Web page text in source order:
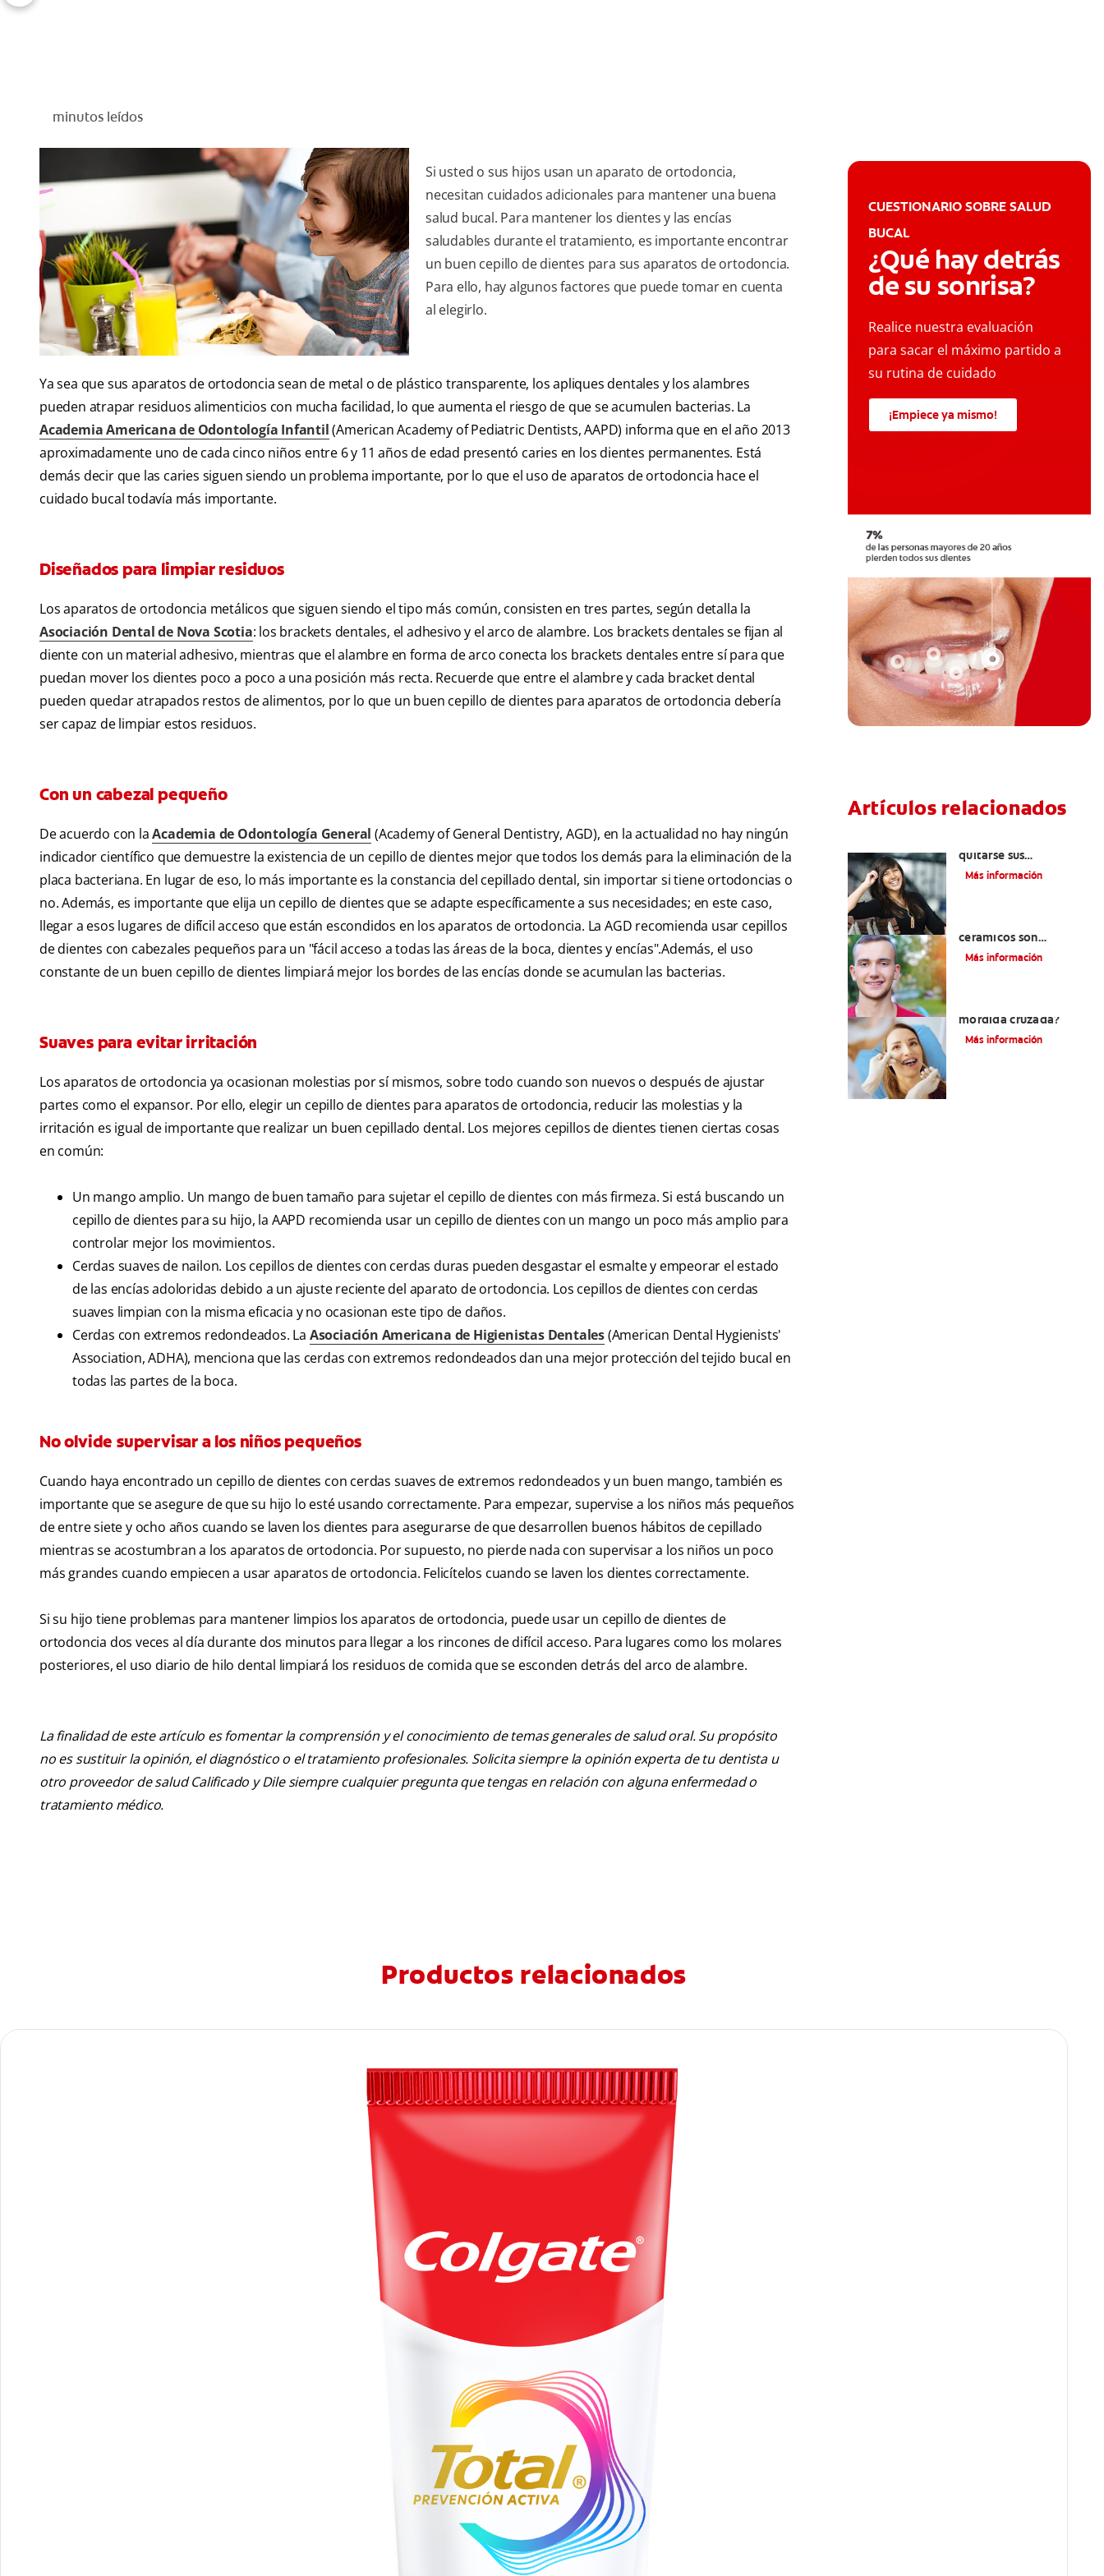
minutos leídos
Si usted o sus hijos usan un aparato de ortodoncia,
necesitan cuidados adicionales para mantener una buena
salud bucal. Para mantener los dientes y las encías
saludables durante el tratamiento, es importante encontrar
un buen cepillo de dientes para sus aparatos de ortodoncia.
Para ello, hay algunos factores que puede tomar en cuenta
al elegirlo.
Ya sea que sus aparatos de ortodoncia sean de metal o de plástico transparente, los apliques dentales y los alambres
pueden atrapar residuos alimenticios con mucha facilidad, lo que aumenta el riesgo de que se acumulen bacterias. La
Academia Americana de Odontología Infantil(American Academy of Pediatric Dentists, AAPD) informa que en el año 2013
aproximadamente uno de cada cinco niños entre 6 y 11 años de edad presentó caries en los dientes permanentes. Está
demás decir que las caries siguen siendo un problema importante, por lo que el uso de aparatos de ortodoncia hace el
cuidado bucal todavía más importante.
Diseñados para limpiar residuos
Los aparatos de ortodoncia metálicos que siguen siendo el tipo más común, consisten en tres partes, según detalla la
Asociación Dental de Nova Scotia: los brackets dentales, el adhesivo y el arco de alambre. Los brackets dentales se fijan al
diente con un material adhesivo, mientras que el alambre en forma de arco conecta los brackets dentales entre sí para que
puedan mover los dientes poco a poco a una posición más recta. Recuerde que entre el alambre y cada bracket dental
pueden quedar atrapados restos de alimentos, por lo que un buen cepillo de dientes para aparatos de ortodoncia debería
ser capaz de limpiar estos residuos.
Con un cabezal pequeño
De acuerdo con laAcademia de Odontología General (Academy of General Dentistry, AGD), en la actualidad no hay ningún
indicador científico que demuestre la existencia de un cepillo de dientes mejor que todos los demás para la eliminación de la
placa bacteriana. En lugar de eso, lo más importante es la constancia del cepillado dental, sin importar si tiene ortodoncias o
no. Además, es importante que elija un cepillo de dientes que se adapte específicamente a sus necesidades; en este caso,
llegar a esos lugares de difícil acceso que están escondidos en los aparatos de ortodoncia. La AGD recomienda usar cepillos
de dientes con cabezales pequeños para un "fácil acceso a todas las áreas de la boca, dientes y encías".Además, el uso
constante de un buen cepillo de dientes limpiará mejor los bordes de las encías donde se acumulan las bacterias.
Suaves para evitar irritación
Los aparatos de ortodoncia ya ocasionan molestias por sí mismos, sobre todo cuando son nuevos o después de ajustar
partes como el expansor. Por ello, elegir un cepillo de dientes para aparatos de ortodoncia, reducir las molestias y la
irritación es igual de importante que realizar un buen cepillado dental. Los mejores cepillos de dientes tienen ciertas cosas
en común:
Un mango amplio. Un mango de buen tamaño para sujetar el cepillo de dientes con más firmeza. Si está buscando un
cepillo de dientes para su hijo, la AAPD recomienda usar un cepillo de dientes con un mango un poco más amplio para
controlar mejor los movimientos.
Cerdas suaves de nailon. Los cepillos de dientes con cerdas duras pueden desgastar el esmalte y empeorar el estado
de las encías adoloridas debido a un ajuste reciente del aparato de ortodoncia. Los cepillos de dientes con cerdas
suaves limpian con la misma eficacia y no ocasionan este tipo de daños.
Cerdas con extremos redondeados. La Asociación Americana de Higienistas Dentales(American Dental Hygienists'
Association, ADHA), menciona que las cerdas con extremos redondeados dan una mejor protección del tejido bucal en
todas las partes de la boca.
No olvide supervisar a los niños pequeños
Cuando haya encontrado un cepillo de dientes con cerdas suaves de extremos redondeados y un buen mango, también es
importante que se asegure de que su hijo lo esté usando correctamente. Para empezar, supervise a los niños más pequeños
de entre siete y ocho años cuando se laven los dientes para asegurarse de que desarrollen buenos hábitos de cepillado
mientras se acostumbran a los aparatos de ortodoncia. Por supuesto, no pierde nada con supervisar a los niños un poco
más grandes cuando empiecen a usar aparatos de ortodoncia. Felicítelos cuando se laven los dientes correctamente.
Si su hijo tiene problemas para mantener limpios los aparatos de ortodoncia, puede usar un cepillo de dientes de
ortodoncia dos veces al día durante dos minutos para llegar a los rincones de difícil acceso. Para lugares como los molares
posteriores, el uso diario de hilo dental limpiará los residuos de comida que se esconden detrás del arco de alambre.
La finalidad de este artículo es fomentar la comprensión y el conocimiento de temas generales de salud oral. Su propósito
no es sustituir la opinión, el diagnóstico o el tratamiento profesionales. Solicita siempre la opinión experta de tu dentista u
otro proveedor de salud Calificado y Dile siempre cualquier pregunta que tengas en relación con alguna enfermedad o
tratamiento médico.
CUESTIONARIO SOBRE SALUD
BUCAL
¿Qué hay detrás
de su sonrisa?
Realice nuestra evaluación
para sacar el máximo partido a
su rutina de cuidado
¡Empiece ya mismo!
Artículos relacionados
quitarse sus
retenedores fijos
Más información
cerámicos son
adecuados para usted?
Más información
mordida cruzada?
Más información
Productos relacionados